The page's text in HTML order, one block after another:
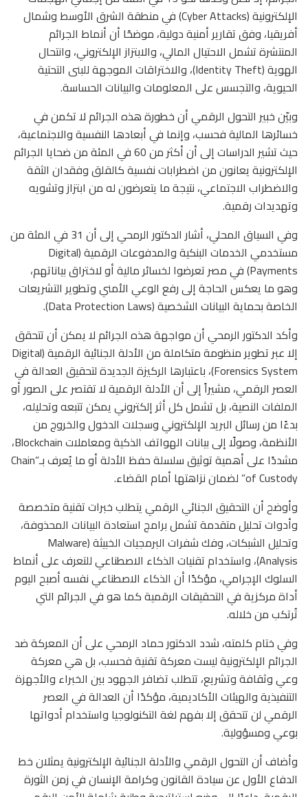
الإلكترونية (Cyber Attacks) في منطقة الشرق الأوسط وشمال
أفريقيا، وفق تقارير أمنية دولية، موضحًا أن أنماط الجرائم
المنتشرة تشمل الاحتيال المالي، والابتزاز الإلكتروني، وانتحال
الهوية (Identity Theft)، والاختراقات الموجهة للبنى التحتية
الحيوية، والتجسس على المعلومات والبيانات الحساسة.
وبيّن خبير التحول الرقمي أن خطورة هذه الجرائم لا تكمن في
خسائرها المالية فحسب، وإنما في أبعادها النفسية والاجتماعية،
حيث تشير الدراسات إلى أن أكثر من 60 في المئة من ضحايا الجرائم
الإلكترونية يعانون من اضطرابات نفسية كالقلق وفقدان الثقة
والاضطراب الاجتماعي، نتيجة ما يتعرضون له من ابتزاز وتشويه
وتهديدات رقمية.
وفي السياق المحلي، أشار الدكتور الرمحي إلى أن 31 في المئة من
مستخدمي الخدمات البنكية والمدفوعات الرقمية (Digital
Payments) في مصر تعرضوا لخسائر مالية أو لاختراق بياناتهم،
وهو ما يعكس الحاجة إلى رفع الوعي الأمني وتطوير التشريعات
الخاصة بحماية البيانات الشخصية (Data Protection Laws).
وأكد الدكتور الرمحي أن مواجهة هذه الجرائم لا يمكن أن تتحقق
إلا عبر تطوير منظومة متكاملة من الأدلة الجنائية الرقمية (Digital
Forensics System)، باعتبارها الركيزة الجديدة لتحقيق العدالة في
العصر الرقمي، مشيراً إلى أن الأدلة الرقمية لا تقتصر على الصور أو
الملفات النصية، بل تشمل كل أثر إلكتروني يمكن تتبعه وتحليله،
بدءًا من رسائل البريد الإلكتروني وسجلات الدخول والخروج من
الأنظمة، وصولًا إلى بيانات الهواتف الذكية ومعاملات Blockchain،
مشددًا على أهمية توثيق سلسلة حفظ الأدلة أو ما يُعرف بـ”Chain
of Custody” لضمان نزاهتها أمام القضاء.
وأوضح أن التحقيق الجنائي الرقمي يتطلب خبرات تقنية متخصصة
وأدوات تحليل متقدمة تشمل برامج استعادة البيانات المحذوفة،
وتحليل الشبكات، وفك شفرات البرمجيات الخبيثة (Malware
Analysis)، واستخدام تقنيات الذكاء الاصطناعي للتعرف على أنماط
السلوك الإجرامي، مؤكدًا أن الذكاء الاصطناعي نفسه أصبح اليوم
أداة مركزية في التحقيقات الرقمية كما هو في الجرائم التي
تُرتكب من خلاله.
وفي ختام كلمته، شدد الدكتور حماد الرمحي على أن المعركة ضد
الجرائم الإلكترونية ليست معركة تقنية فحسب، بل هي معركة
وعي وثقافة وتشريع، تتطلب تضافر الجهود بين الخبراء والأجهزة
التنفيذية والهيئات الأكاديمية، مؤكدًا أن العدالة في العصر
الرقمي لن تتحقق إلا بفهم لغة التكنولوجيا واستخدام أدواتها
بوعي ومسؤولية.
وأضاف أن التحول الرقمي والأدلة الجنائية الإلكترونية يمثلان خط
الدفاع الأول عن سيادة القانون وكرامة الإنسان في زمن الثورة